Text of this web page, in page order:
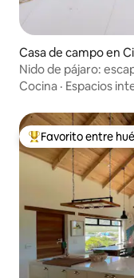
Casa de campo en
Nido de pájaro:
Cocina · Espacios
De los mejores en
Favorito entre